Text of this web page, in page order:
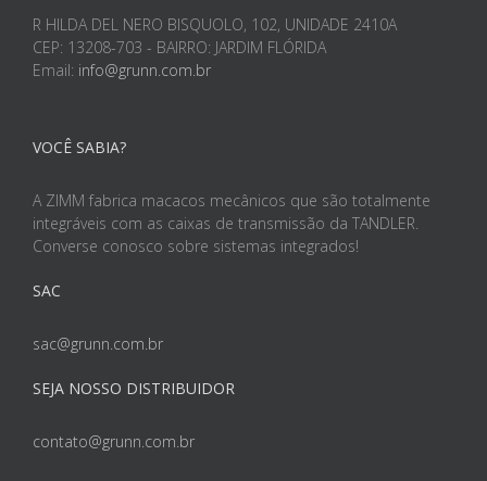
R HILDA DEL NERO BISQUOLO, 102, UNIDADE 2410A
CEP: 13208-703 - BAIRRO: JARDIM FLÓRIDA
Email: info@grunn.com.br
VOCÊ SABIA?
A ZIMM fabrica macacos mecânicos que são totalmente
integráveis com as caixas de transmissão da TANDLER.
Converse conosco sobre sistemas integrados!
SAC
sac@grunn.com.br
SEJA NOSSO DISTRIBUIDOR
contato@grunn.com.br